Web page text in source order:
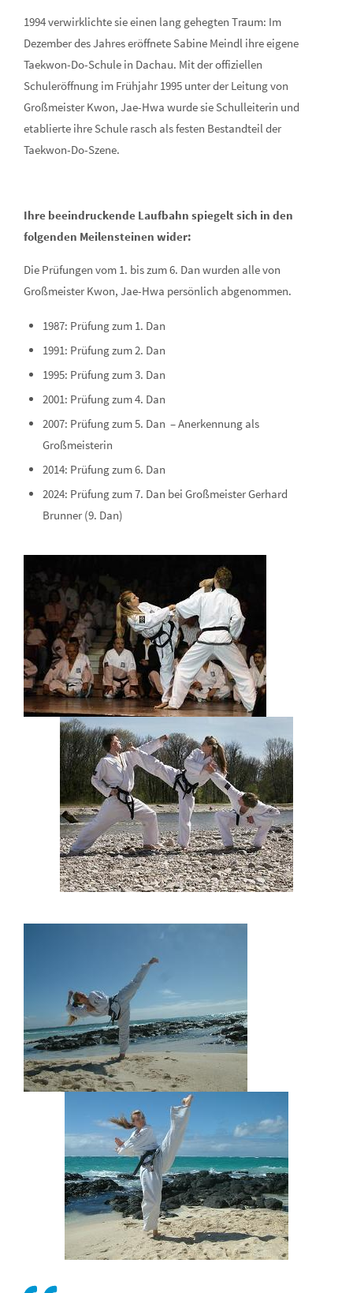
1994 verwirklichte sie einen lang gehegten Traum: Im
Dezember des Jahres eröffnete Sabine Meindl ihre eigene
Taekwon-Do-Schule in Dachau. Mit der offiziellen
Schuleröffnung im Frühjahr 1995 unter der Leitung von
Großmeister Kwon, Jae-Hwa wurde sie Schulleiterin und
etablierte ihre Schule rasch als festen Bestandteil der
Taekwon-Do-Szene.
Ihre beeindruckende Laufbahn spiegelt sich in den
folgenden Meilensteinen wider:
Die Prüfungen vom 1. bis zum 6. Dan wurden alle von
Großmeister Kwon, Jae-Hwa persönlich abgenommen.
1987: Prüfung zum 1. Dan
1991: Prüfung zum 2. Dan
1995: Prüfung zum 3. Dan
2001: Prüfung zum 4. Dan
2007: Prüfung zum 5. Dan – Anerkennung als
Großmeisterin
2014: Prüfung zum 6. Dan
2024: Prüfung zum 7. Dan bei Großmeister Gerhard
Brunner (9. Dan)